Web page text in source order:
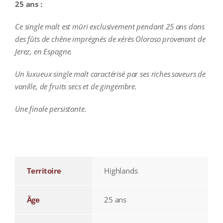
25 ans :
Ce single malt est mûri exclusivement pendant 25 ans dans
des fûts de chêne imprégnés de xérès Oloroso provenant de
Jerez, en Espagne.
Un luxueux single malt caractérisé par ses riches saveurs de
vanille, de fruits secs et de gingembre.
Une finale persistante.
Territoire Highlands
Âge 25 ans